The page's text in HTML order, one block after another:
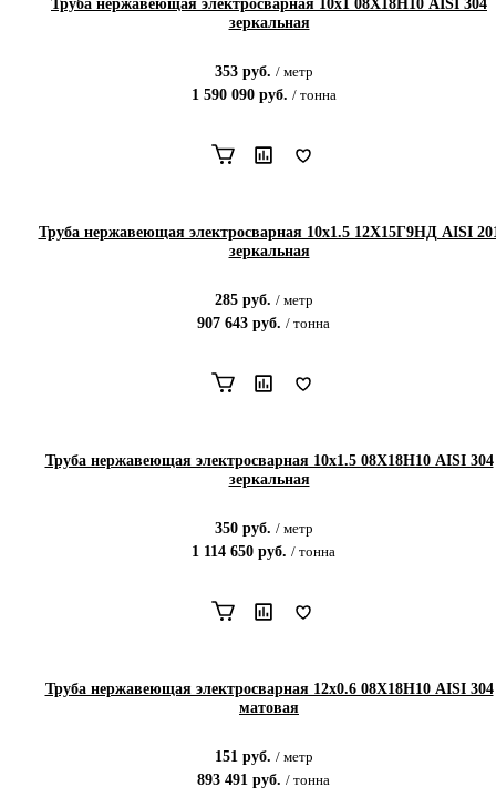
Труба нержавеющая электросварная 10х1 08Х18Н10 AISI 304
зеркальная
353руб. / метр
1 590 090руб. / тонна
Труба нержавеющая электросварная 10х1.5 12Х15Г9НД AISI
зеркальная
285руб. / метр
907 643 руб. / тонна
Труба нержавеющая электросварная 10х1.5 08Х18Н10 AISI 304
зеркальная
350руб. / метр
1 114 650 руб. / тонна
Труба нержавеющая электросварная 12х0.6 08Х18Н10 AISI 304
матовая
151руб. / метр
893 491 руб. / тонна